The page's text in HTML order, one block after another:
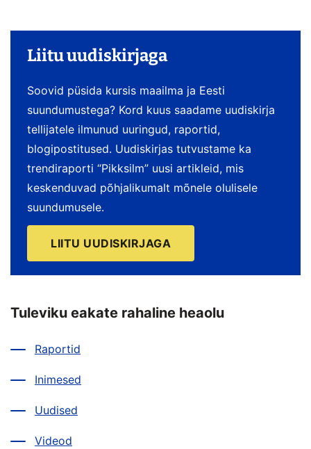
Liitu uudiskirjaga
Soovid püsida kursis maailma ja Eesti
suundumustega? Kord kuus saadame uudiskirja
tellijatele ilmunud uuringud, raportid,
blogipostitused. Uudiskirjas tutvustame ka
trendiraporti “Pikksilm” uusi artikleid, mis
keskenduvad põhjalikumalt mõnele olulisele
suundumusele.
LIITU UUDISKIRJAGA
Tuleviku eakate rahaline heaolu
Raportid
Inimesed
Uudised
Videod